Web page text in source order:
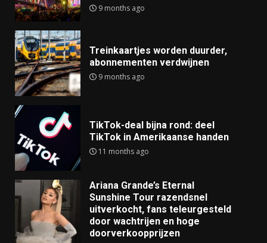
9 months ago
Treinkaartjes worden duurder,
abonnementen verdwijnen
9 months ago
TikTok-deal bijna rond: deel
TikTok in Amerikaanse handen
11 months ago
Ariana Grande’s Eternal
Sunshine Tour razendsnel
uitverkocht, fans teleurgesteld
door wachtrijen en hoge
doorverkoopprijzen